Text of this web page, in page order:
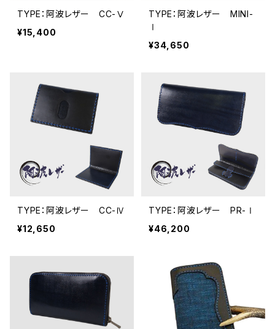
TYPE：阿波レザー CC-Ⅴ
¥15,400
TYPE：阿波レザー MINI-
Ⅰ
¥34,650
TYPE：阿波レザー CC-Ⅳ
¥12,650
TYPE：阿波レザー PR-Ⅰ
¥46,200